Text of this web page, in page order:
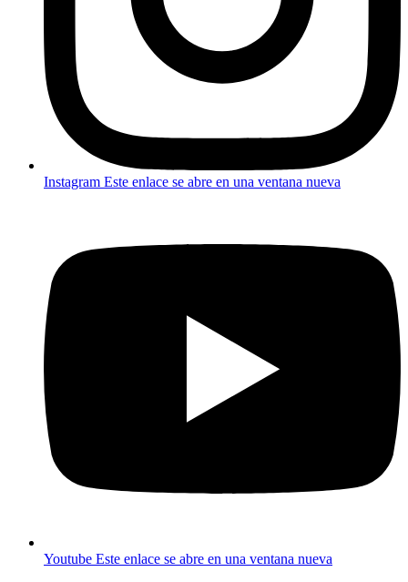
Instagram Este enlace se abre en una ventana nueva
Youtube Este enlace se abre en una ventana nueva